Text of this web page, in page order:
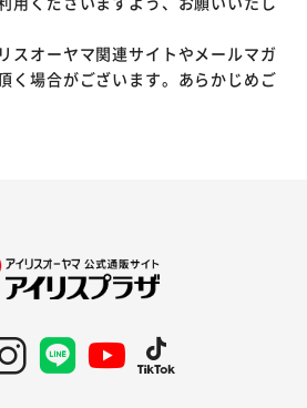
スオーヤマ関連サイトやメールマガ
く場合がございます。あらかじめご